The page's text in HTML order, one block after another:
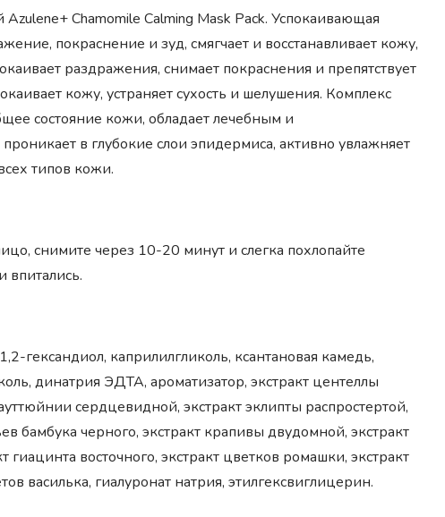
Chamomile Calming Mask Pack. Успокаивающая
покраснение и зуд, смягчает и восстанавливает кожу,
раздражения, снимает покраснения и препятствует
кожу, устраняет сухость и шелушения. Комплекс
состояние кожи, обладает лечебным и
в глубокие слои эпидермиса, активно увлажняет
типов кожи.
снимите через 10-20 минут и слегка похлопайте
впитались.
гександиол, каприлилгликоль, ксантановая камедь,
динатрия ЭДТА, ароматизатор, экстракт центеллы
сердцевидной, экстракт эклипты распростертой,
бамбука черного, экстракт крапивы двудомной, экстракт
восточного, экстракт цветков ромашки, экстракт
василька, гиалуронат натрия, этилгексвиглицерин.